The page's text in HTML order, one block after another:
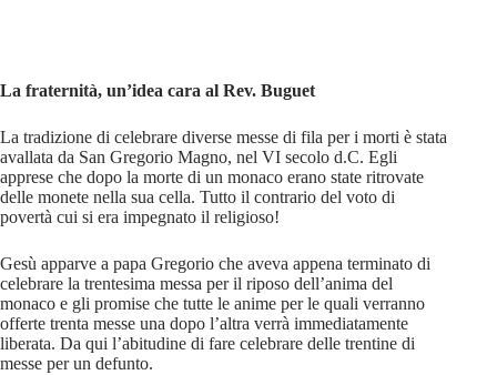
La fraternità, un’idea cara al Rev. Buguet
La tradizione di celebrare diverse messe di fila per i morti è stata
avallata da San Gregorio Magno, nel VI secolo d.C. Egli
apprese che dopo la morte di un monaco erano state ritrovate
delle monete nella sua cella. Tutto il contrario del voto di
povertà cui si era impegnato il religioso!
Gesù apparve a papa Gregorio che aveva appena terminato di
celebrare la trentesima messa per il riposo dell’anima del
monaco e gli promise che tutte le anime per le quali verranno
offerte trenta messe una dopo l’altra verrà immediatamente
liberata. Da qui l’abitudine di fare celebrare delle trentine di
messe per un defunto.